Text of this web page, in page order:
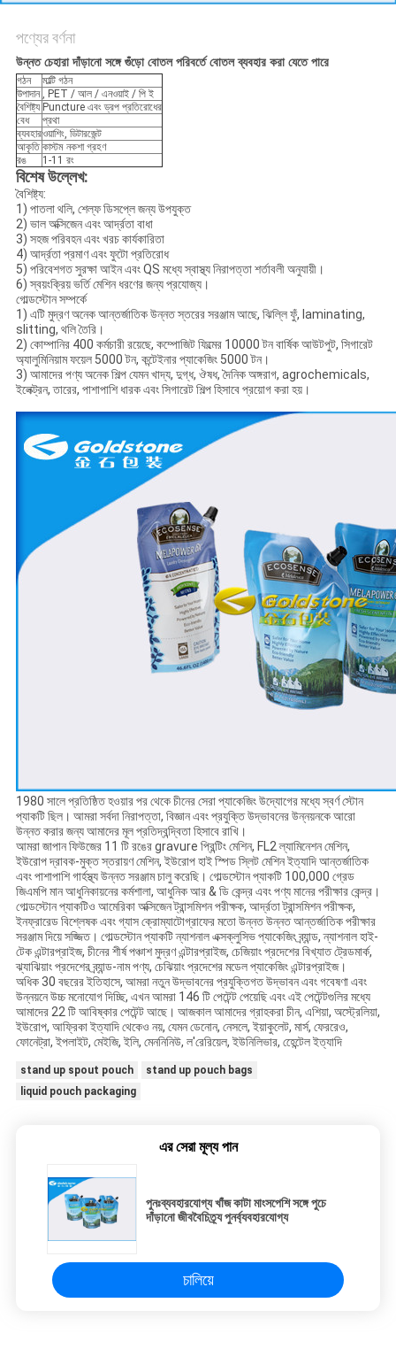
পণ্যের বর্ণনা
উন্নত চেহারা দাঁড়ানো সঙ্গে গুঁড়ো বোতল পরিবর্তে বোতল ব্যবহার করা যেতে পারে
গঠন
মাল্টি গঠন
উপাদান , PET / আল / এনওয়াই / পি ই
বৈশিষ্ট্য Puncture এবং ড্রপ প্রতিরোধের
বেধ
প্রথা
ব্যবহারওয়াশিং, ডিটারজেন্ট
আকৃতি কাস্টম নকশা গ্রহণ
রঙ
1-11 রং
বিশেষ উল্লেখ:
বৈশিষ্ট্য:
1) পাতলা থলি, শেল্ফ ডিসপ্লে জন্য উপযুক্ত
2) ভাল অক্সিজেন এবং আর্দ্রতা বাধা
3) সহজ পরিবহন এবং খরচ কার্যকারিতা
4) আর্দ্রতা প্রমাণ এবং ফুটো প্রতিরোধ
5) পরিবেশগত সুরক্ষা আইন এবং QS মধ্যে স্বাস্থ্য নিরাপত্তা শর্তাবলী অনুযায়ী।
6) স্বয়ংক্রিয় ভর্তি মেশিন ধরণের জন্য প্রযোজ্য।
গোল্ডস্টোন সম্পর্কে
1) এটি মুদ্রণ অনেক আন্তর্জাতিক উন্নত স্তরের সরঞ্জাম আছে, ঝিল্লি ফুঁ, laminating,
slitting, থলি তৈরি।
2) কোম্পানির 400 কর্মচারী রয়েছে, কম্পোজিট ফিল্মের 10000 টন বার্ষিক আউটপুট, সিগারেট
অ্যালুমিনিয়াম ফয়েল 5000 টন, কন্টেইনার প্যাকেজিং 5000 টন।
3) আমাদের পণ্য অনেক শিল্প যেমন খাদ্য, দুগ্ধ, ঔষধ, দৈনিক অঙ্গরাগ, agrochemicals,
ইলেক্ট্রন, তারের, পাশাপাশি ধারক এবং সিগারেট শিল্প হিসাবে প্রয়োগ করা হয়।
1980 সালে প্রতিষ্ঠিত হওয়ার পর থেকে চীনের সেরা প্যাকেজিং উদ্যোগের মধ্যে স্বর্ণ স্টোন
প্যাকটি ছিল। আমরা সর্বদা নিরাপত্তা, বিজ্ঞান এবং প্রযুক্তি উদ্ভাবনের উন্নয়নকে আরো
উন্নত করার জন্য আমাদের মূল প্রতিদ্বন্দ্বিতা হিসাবে রাখি।
আমরা জাপান ফিউজের 11 টি রঙের gravure প্রিন্টিং মেশিন, FL2 ল্যামিনেশন মেশিন,
ইউরোপ দ্রাবক-মুক্ত স্তরায়ণ মেশিন, ইউরোপ হাই স্পিড স্লিট মেশিন ইত্যাদি আন্তর্জাতিক
এবং পাশাপাশি গার্হস্থ্য উন্নত সরঞ্জাম চালু করেছি। গোল্ডস্টোন প্যাকটি 100,000 গ্রেড
জিএমপি মান আধুনিকায়নের কর্মশালা, আধুনিক আর & ডি কেন্দ্র এবং পণ্য মানের পরীক্ষার কেন্দ্র।
গোল্ডস্টোন প্যাকটিও আমেরিকা অক্সিজেন ট্রান্সমিশন পরীক্ষক, আর্দ্রতা ট্রান্সমিশন পরীক্ষক,
ইনফ্রারেড বিশ্লেষক এবং গ্যাস ক্রোম্যাটোগ্রাফের মতো উন্নত উন্নত আন্তর্জাতিক পরীক্ষার
সরঞ্জাম দিয়ে সজ্জিত। গোল্ডস্টোন প্যাকটি ন্যাশনাল এক্সক্লুসিভ প্যাকেজিং ব্র্যান্ড, ন্যাশনাল হাই-
টেক এন্টারপ্রাইজ, চীনের শীর্ষ পঞ্চাশ মুদ্রণ এন্টারপ্রাইজ, চেজিয়াং প্রদেশের বিখ্যাত ট্রেডমার্ক,
ঝ্যাঝিয়াং প্রদেশের ব্র্যান্ড-নাম পণ্য, চেঝিয়াং প্রদেশের মডেল প্যাকেজিং এন্টারপ্রাইজ।
অধিক 30 বছরের ইতিহাসে, আমরা নতুন উদ্ভাবনের প্রযুক্তিগত উদ্ভাবন এবং গবেষণা এবং
উন্নয়নে উচ্চ মনোযোগ দিচ্ছি, এখন আমরা 146 টি পেটেন্ট পেয়েছি এবং এই পেটেন্টগুলির মধ্যে
আমাদের 22 টি আবিষ্কার পেটেন্ট আছে। আজকাল আমাদের গ্রাহকরা চীন, এশিয়া, অস্ট্রেলিয়া,
ইউরোপ, আফ্রিকা ইত্যাদি থেকেও নয়, যেমন ডেনোন, নেসলে, ইয়াকুলেট, মার্স, ফেররেও,
ফোনেট্রা, ইপলাইট, মেইজি, ইলি, মেননিনিউ, ল'রেরিয়েল, ইউনিলিভার, হেেন্টেল ইত্যাদি
stand up spout pouch
stand up pouch bags
liquid pouch packaging
এর সেরা মূল্য পান
পুনঃব্যবহারযোগ্য খাঁজ কাটা মাংসপেশি সঙ্গে পুচে
দাঁড়ানো জীববৈচিত্র্য পুনর্ব্যবহারযোগ্য
চালিয়ে